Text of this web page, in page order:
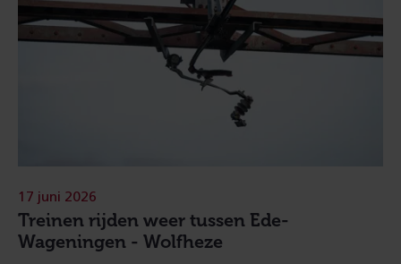
Treinen rijden weer tussen Ede-
Wageningen - Wolfheze
17 juni 2026